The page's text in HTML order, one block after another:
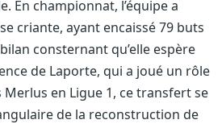
En championnat, l’équipe a
criante, ayant encaissé 79 buts
consternant qu’elle espère
de Laporte, qui a joué un rôle
en Ligue 1, ce transfert se
de la reconstruction de